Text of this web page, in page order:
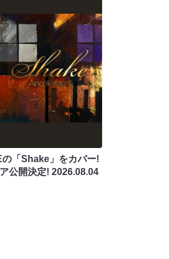
「Shake」をカバー!
公開決定! 2026.08.04